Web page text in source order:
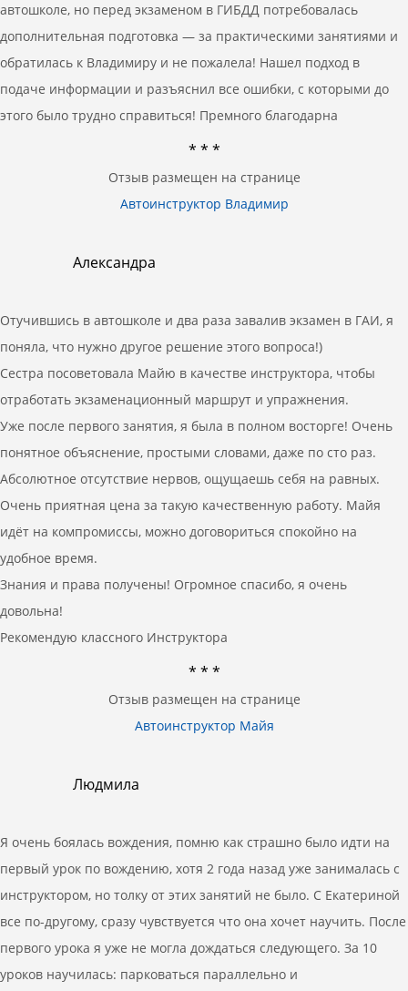
автошколе, но перед экзаменом в ГИБДД потребовалась
дополнительная подготовка — за практическими занятиями и
обратилась к Владимиру и не пожалела! Нашел подход в
подаче информации и разъяснил все ошибки, с которыми до
этого было трудно справиться! Премного благодарна
* * *
Отзыв размещен на странице
Автоинструктор Владимир
Александра
Отучившись в автошколе и два раза завалив экзамен в ГАИ, я
поняла, что нужно другое решение этого вопроса!)
Сестра посоветовала Майю в качестве инструктора, чтобы
отработать экзаменационный маршрут и упражнения.
Уже после первого занятия, я была в полном восторге! Очень
понятное объяснение, простыми словами, даже по сто раз.
Абсолютное отсутствие нервов, ощущаешь себя на равных.
Очень приятная цена за такую качественную работу. Майя
идёт на компромиссы, можно договориться спокойно на
удобное время.
Знания и права получены! Огромное спасибо, я очень
довольна!
Рекомендую классного Инструктора
* * *
Отзыв размещен на странице
Автоинструктор Майя
Людмила
Я очень боялась вождения, помню как страшно было идти на
первый урок по вождению, хотя 2 года назад уже занималась с
инструктором, но толку от этих занятий не было. С Екатериной
все по-другому, сразу чувствуется что она хочет научить. После
первого урока я уже не могла дождаться следующего. За 10
уроков научилась: парковаться параллельно и